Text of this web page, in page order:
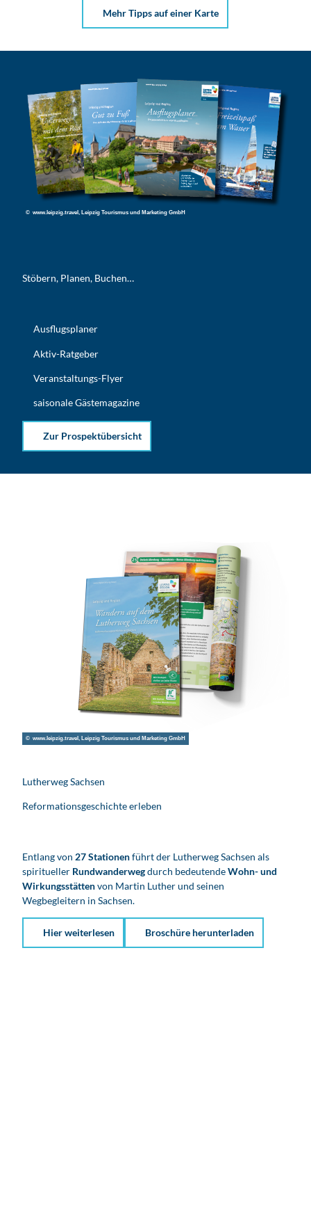
Mehr Tipps auf einer Karte
© www.leipzig.travel, Leipzig Tourismus und Marketing GmbH
Stöbern, Planen, Buchen…
Ausflugsplaner
Aktiv-Ratgeber
Veranstaltungs-Flyer
saisonale Gästemagazine
Zur Prospektübersicht
© www.leipzig.travel, Leipzig Tourismus und Marketing GmbH
Lutherweg Sachsen
Reformationsgeschichte erleben
Entlang von 27 Stationenführt der Lutherweg Sachsen als
spiritueller Rundwanderwegdurch bedeutendeWohn- und
Wirkungsstättenvon Martin Luther und seinen
Wegbegleitern in Sachsen.
Hier weiterlesen Broschüre herunterladen